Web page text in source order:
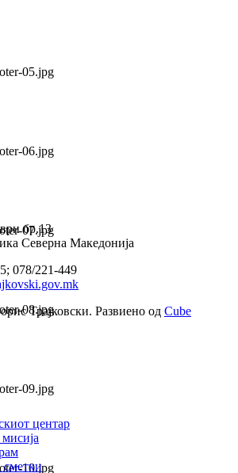
бр.13
Северна Македонија
078/221-449
Трајковски. Развиено од Cube
центар